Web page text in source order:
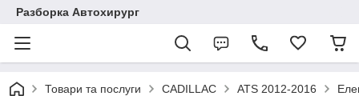
Разборка Автохирург
Товари та послуги CADILLAC ATS 2012-2016